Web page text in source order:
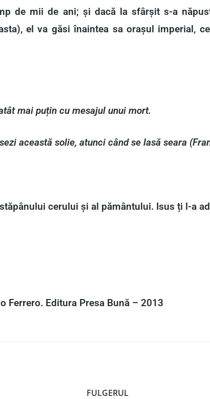
de mii de ani; și dacă la sfârșit s-a
el va găsi înaintea sa orașul imperial,
mai puțin cu mesajul unui mort.
această solie, atunci când se lasă seara
cerului și al pământului. Isus ți l-a
Ferrero. Editura Presa Bună – 2013
FULGERUL